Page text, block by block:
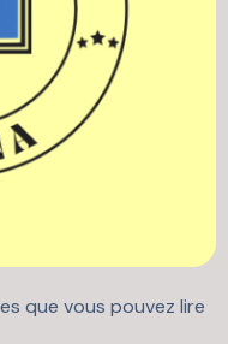
que vous pouvez lire